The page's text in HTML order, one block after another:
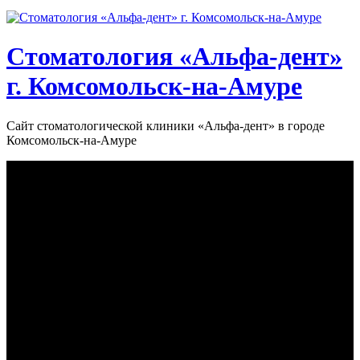
Стоматология «‎Альфа-дент»‎
г. Комсомольск-на-Амуре
Сайт стоматологической клиники «‎Альфа-дент» в городе
Комсомольск-на-Амуре